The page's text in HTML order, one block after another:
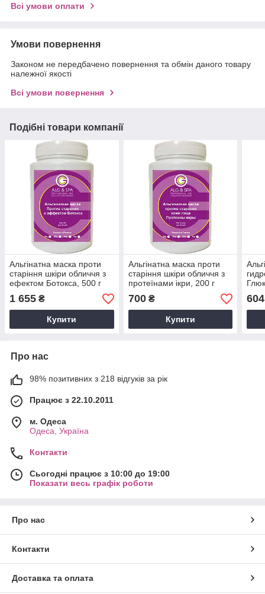
Всі умови оплати
Умови повернення
Законом не передбачено повернення та обмін даного товару
належної якості
Всі умови повернення
Подібні товари компанії
Альгінатна маска проти
старіння шкіри обличчя з
ефектом Ботокса, 500 г
1 655 ₴
Купити
Альгінатна маска проти
старіння шкіри обличчя з
протеїнами ікри, 200 г
700₴
Купити
604
Про нас
98% позитивних з 218 відгуків за рік
Працює з 22.10.2011
м. Одеса
Одеса, Україна
Контакти
Сьогодні працює з 10:00 до 19:00
Показати весь графік роботи
Про нас
Контакти
Доставка та оплата